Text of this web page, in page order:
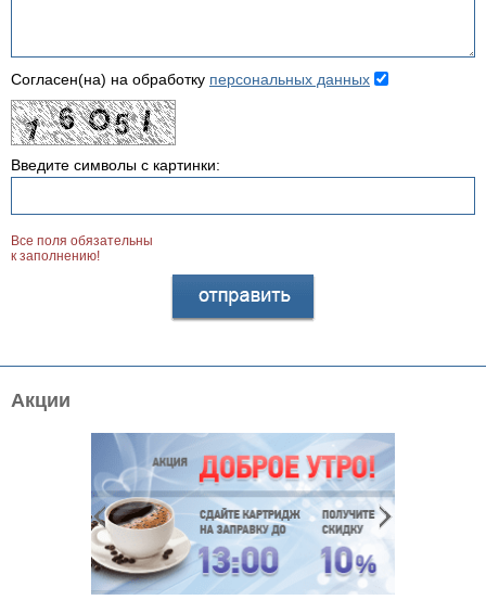
Акции
Согласен(на) на обработку персональных данных
Введите символы с картинки:
Все поля обязательны
к заполнению!